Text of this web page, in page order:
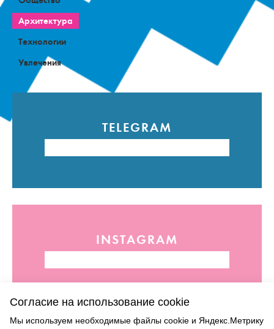
Архитектура
Технологии
Увлечения
TELEGRAM
INSTAGRAM
Согласие на использование cookie
Мы используем необходимые файлы cookie и Яндекс.Метрику